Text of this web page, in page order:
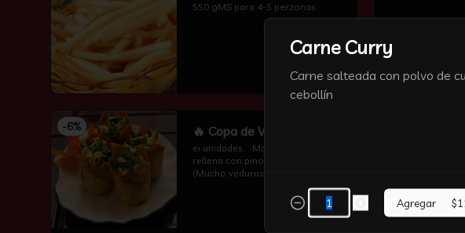
550 gMS para 4-5 perzonas
-6% 🔥 Copa de Veduras
ei unidades..   Masa wantán frita
rellena con pino de vuduras
(Mucho veduras frescas ,algas
,champiñones y cebollin  por
Carne Curry
Carne salteada con polvo de
cebollín
Agregar